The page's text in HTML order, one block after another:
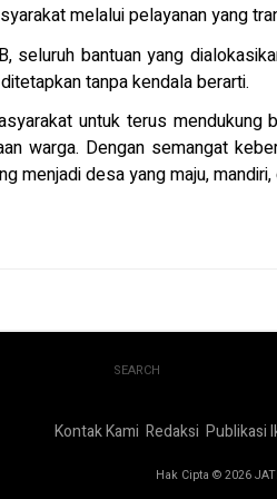
melalui pelayanan yang
seluruh bantuan yang
tanpa kendala berarti.
untuk terus mendukung
warga. Dengan semangat
menjadi desa yang maju,
SEARCH
Kontak Kami Redaksi Publikasi
Hak Cipta © 2026